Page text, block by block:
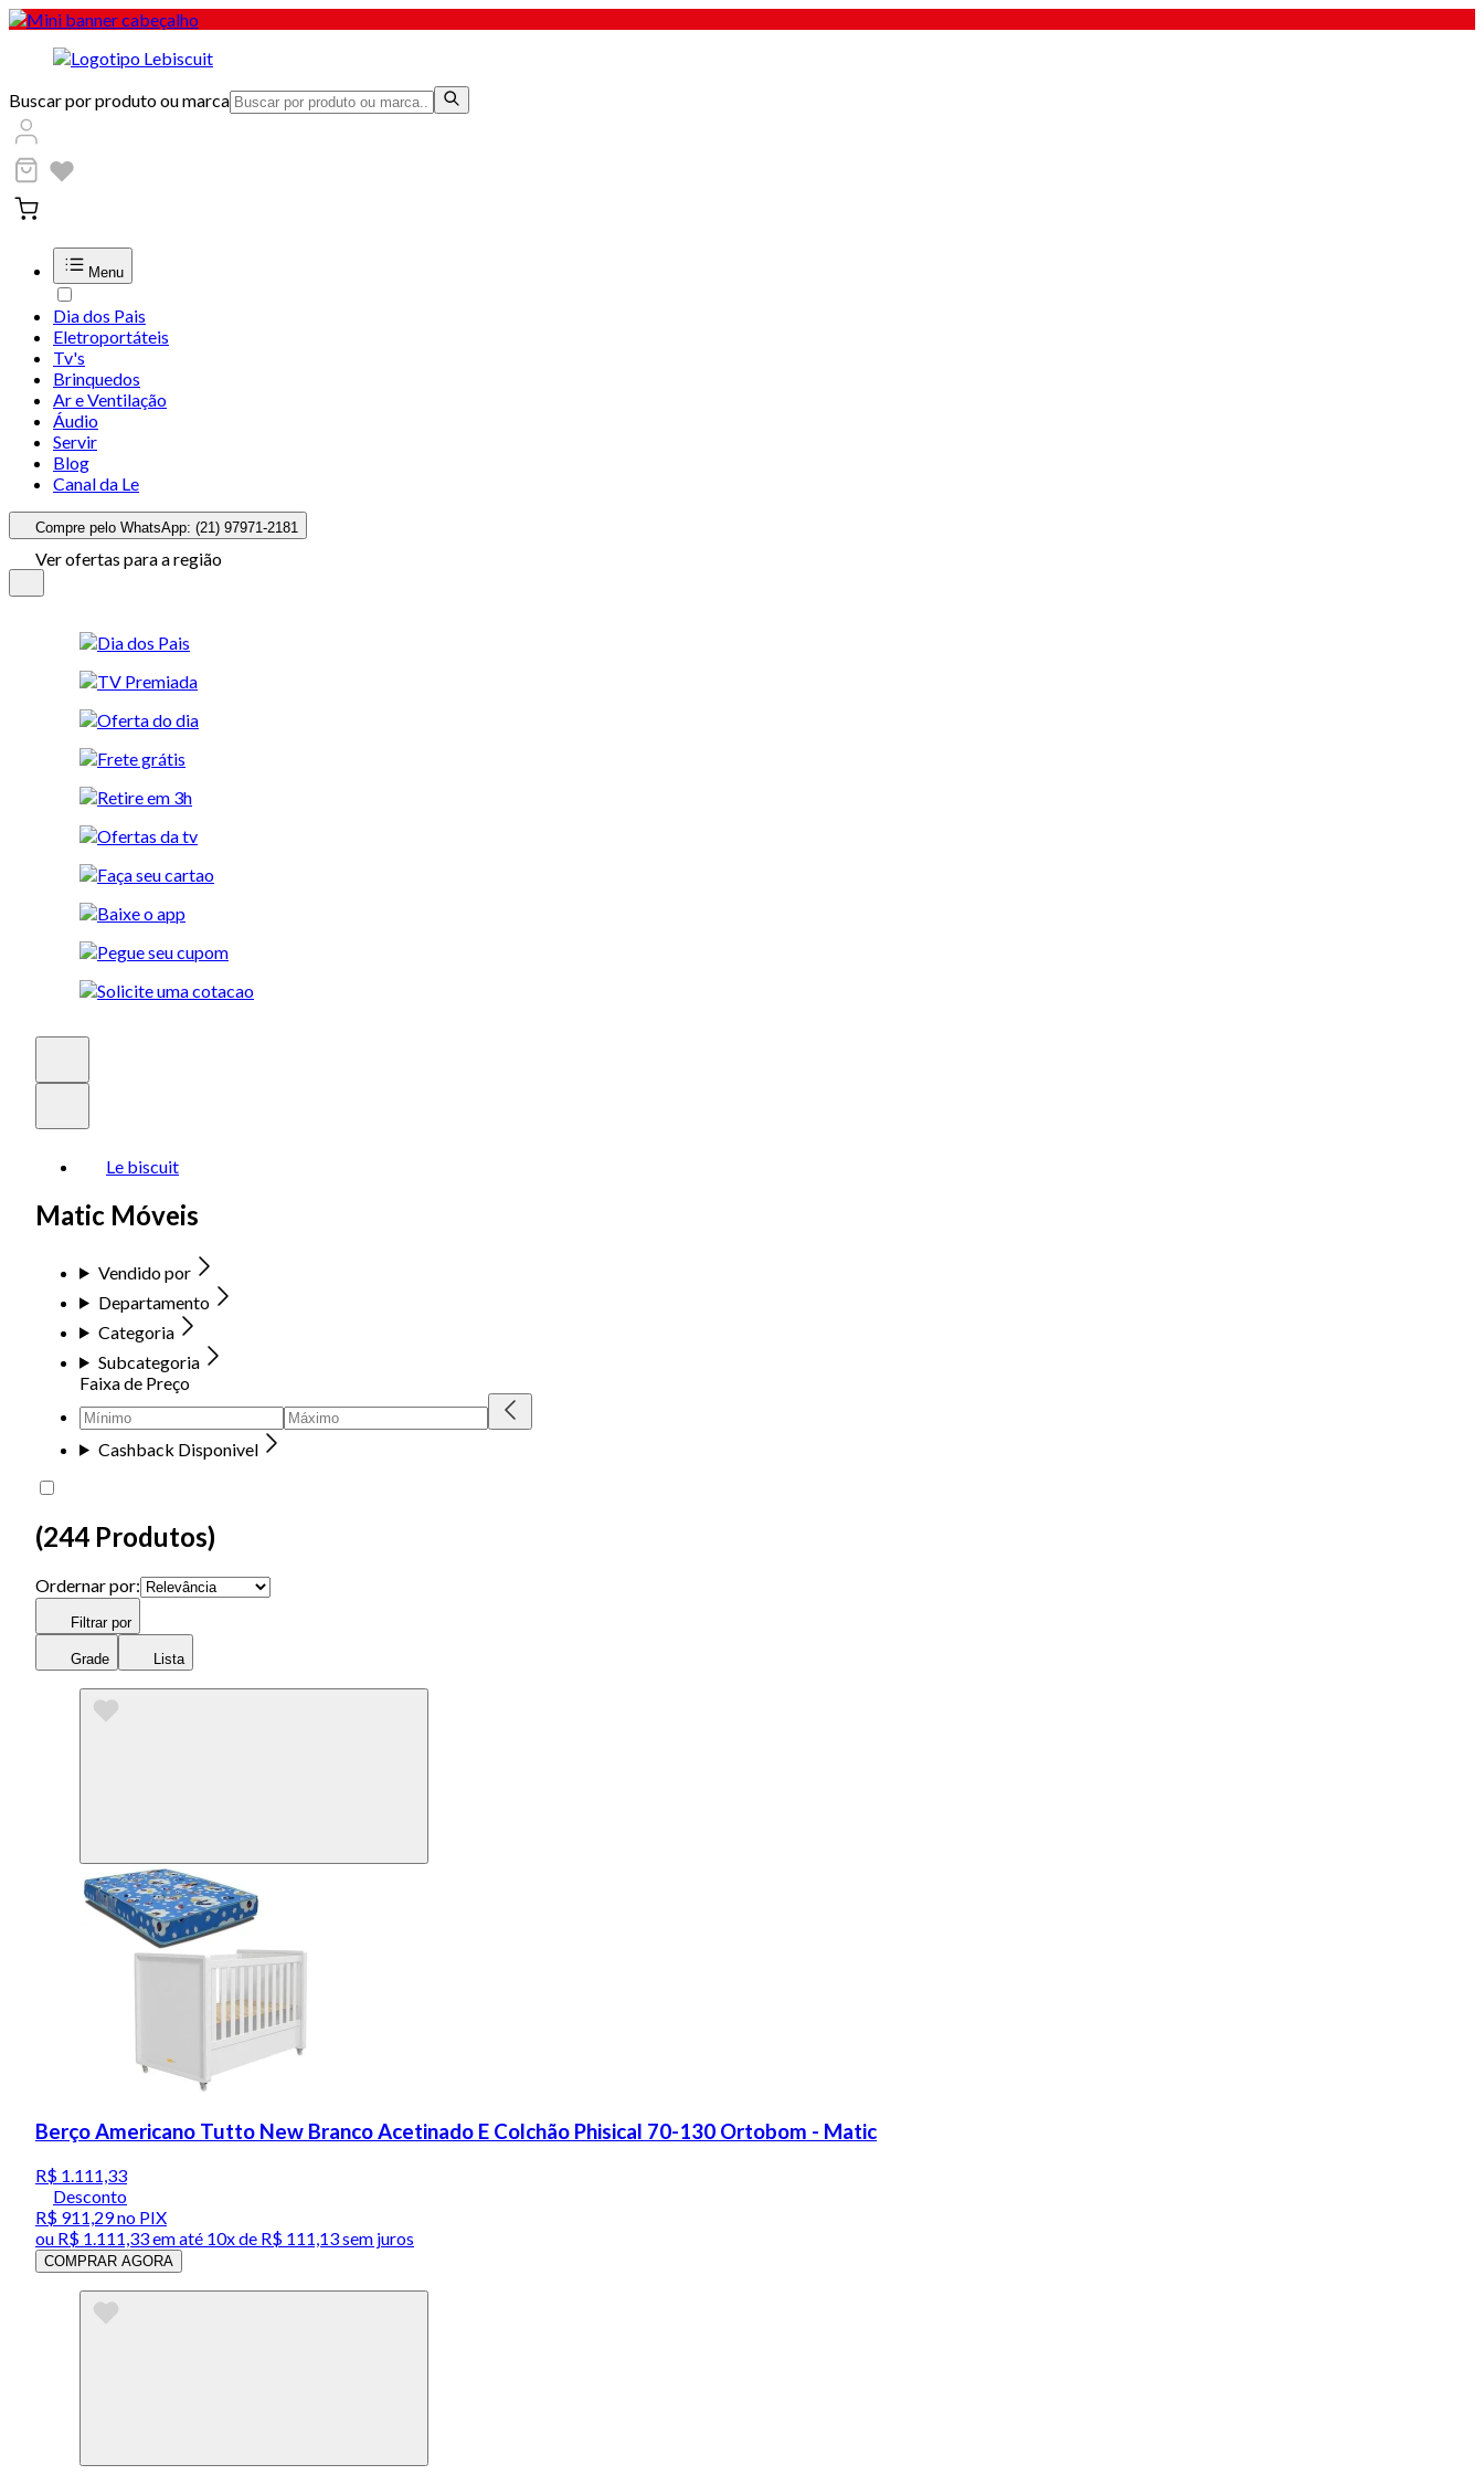
Buscar por produto ou marca
Menu
Dia dos Pais
Eletroportáteis
Tv's
Brinquedos
Ar e Ventilação
Áudio
Servir
Blog
Canal da Le
Compre pelo WhatsApp: (21) 97971-2181
Ver ofertas para a região
Le biscuit
Matic Móveis
Vendido por
Departamento
Categoria
Subcategoria
Faixa de Preço
Cashback Disponivel
(244 Produtos)
Ordernar por:
Filtrar por
Grade Lista
Berço Americano Tutto New Branco Acetinado E Colchão Phisical 70-130 Ortobom - Matic
R$ 1.111,33
Desconto
R$ 911,29no PIX
ou R$ 1.111,33em até 10x de R$ 111,13 sem juros
COMPRAR AGORA